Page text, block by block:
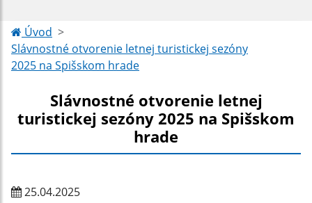
Úvod
Slávnostné otvorenie letnej turistickej sezóny
2025 na Spišskom hrade
Slávnostné otvorenie letnej
turistickej sezóny 2025 na Spišskom
hrade
25.04.2025